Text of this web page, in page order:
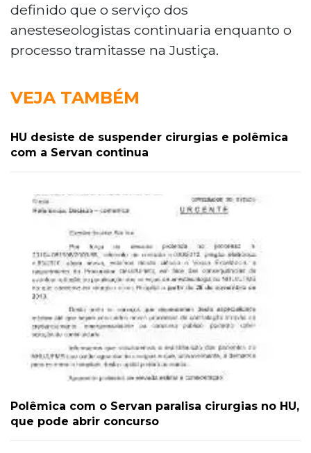
definido que o serviço dos
anesteseologistas continuaria enquanto o
processo tramitasse na Justiça.
VEJA TAMBÉM
HU desiste de suspender cirurgias e polêmica
com a Servan continua
Polêmica com o Servan paralisa cirurgias no HU,
que pode abrir concurso